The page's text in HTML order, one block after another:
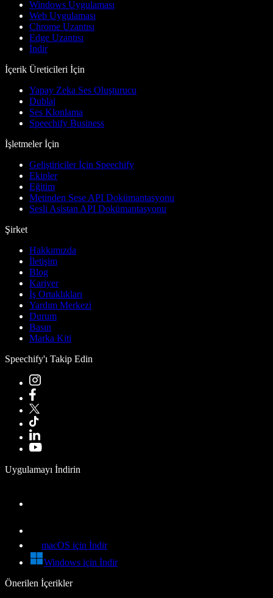
Windows Uygulaması
Web Uygulaması
Chrome Uzantısı
Edge Uzantısı
İndir
İçerik Üreticileri İçin
Yapay Zeka Ses Oluşturucu
Dublaj
Ses Klonlama
Speechify Business
İşletmeler İçin
Geliştiriciler İçin Speechify
Ekipler
Eğitim
Metinden Sese API Dokümantasyonu
Sesli Asistan API Dokümantasyonu
Şirket
Hakkımızda
İletişim
Blog
Kariyer
İş Ortaklıkları
Yardım Merkezi
Durum
Basın
Marka Kiti
Speechify'ı Takip Edin
Uygulamayı İndirin
macOS için İndir
Windows için İndir
Önerilen İçerikler